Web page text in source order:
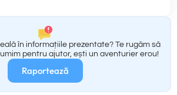
în informațiile prezentate? Te rugăm să
pentru ajutor, ești un aventurier erou!
Raportează